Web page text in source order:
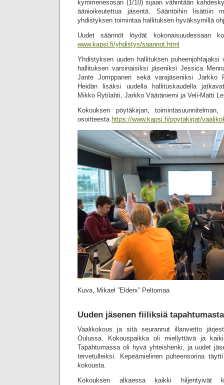
kymmenesosan (1/10) sijaan vähintään
äänioikeutettua jäsentä. Sääntöihin lisättiin
yhdistyksen toimintaa hallituksen hyväksymillä
Uudet säännöt löydät kokonaisuudessaan
www.kapsi.fi/yhdistys/saannot.html
Yhdistyksen uuden hallituksen
hallituksen varsinaisiksi jäseniksi Jessica
Jante Jomppanen sekä varajäseniksi Jarkko
Heidän lisäksi uudella hallituskaudella
Mikko Rytilahti, Jarkko Vääräniemi ja Veli-Matti
Kokouksen pöytäkirjan,
osoitteesta https://www.kapsi.fi/poytakirjat/
Kuva, Mikael ”Elderx” Peltomaa
Uuden jäsenen fiiliksiä tapahtumasta
Vaalikokous ja sitä seurannut illanvietto
Oulussa. Kokouspaikka oli miellyttävä ja
Tapahtumassa oli hyvä yhteishenki, ja uudet
tervetulleiksi. Kepeämielinen puheensorina
kokousta.
Kokouksen alkaessa kaikki hiljentyivät